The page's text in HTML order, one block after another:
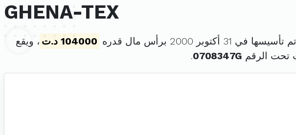
GHENA-TEX
في 31 أكتوبر 2000 برأس مال قدره 104000 د.ت
، ويقع
تحت الرقم 0708347G
.